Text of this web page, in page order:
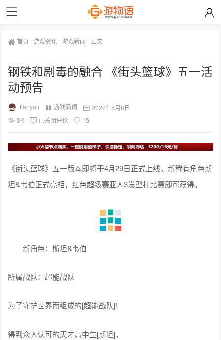
首页 -游戏资讯-游戏新闻 - 正文
钢铁和剧毒的融合 《街头篮球》五一活
动预告
tianyou 游戏新闻
2022年5月8日
3K
已关闭评论 15
《街头篮球》五一版本即将于4月29日正式上线，新稀有角色斯
坦&韦伯正式亮相，红色超级赛亚人3发型打比赛即可获得。
新角色：斯坦&韦伯
所属战队：超能战队
为了守护世界而组成的[超能战队]!
得到众人认可的天才高中生[斯坦]，